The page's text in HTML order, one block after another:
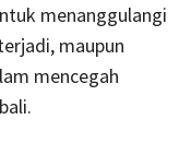
menanggulangi
maupun
mencegah